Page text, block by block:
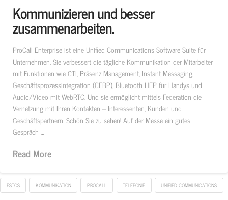
Kommunizieren und besser
zusammenarbeiten.
ProCall Enterprise ist eine Unified Communications Software Suite für
Unternehmen. Sie verbessert die tägliche Kommunikation der Mitarbeiter
mit Funktionen wie CTI, Präsenz Management, Instant Messaging,
Geschäftsprozessintegration (CEBP), Bluetooth HFP für Handys und
Audio/Video mit WebRTC. Und sie ermöglicht mittels Federation die
Vernetzung mit Ihren Kontakten – Interessenten, Kunden und
Geschäftspartnern. Schön Sie zu sehen! Auf der Messe ein gutes
Gespräch …
Read More
ESTOS KOMMUNIKATION PROCALL TELEFONIE UNIFIED COMMUNICATIONS